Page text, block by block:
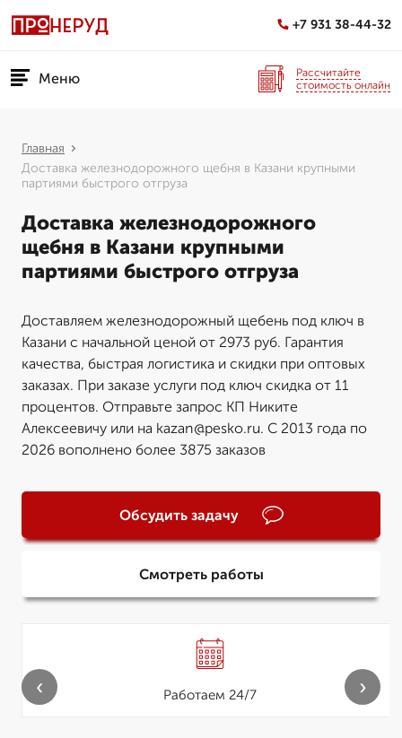
+7 931 38-44-32
Меню
Рассчитайте
стоимость онлайн
Главная
Доставка железнодорожного щебня в Казани крупными
партиями быстрого отгруза
Доставка железнодорожного
щебня в Казани крупными
партиями быстрого отгруза
Доставляем железнодорожный щебень под ключ в
Казани с начальной ценой от 2973 руб. Гарантия
качества, быстрая логистика и скидки при оптовых
заказах. При заказе услуги под ключ скидка от 11
процентов. Отправьте запрос КП Никите
Алексеевичу или на kazan@pesko.ru. С 2013 года по
2026 вополнено более 3875 заказов
Обсудить задачу
Смотреть работы
Работаем 24/7
‹ ›